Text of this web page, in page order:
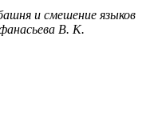
и смешение языков
В. К.